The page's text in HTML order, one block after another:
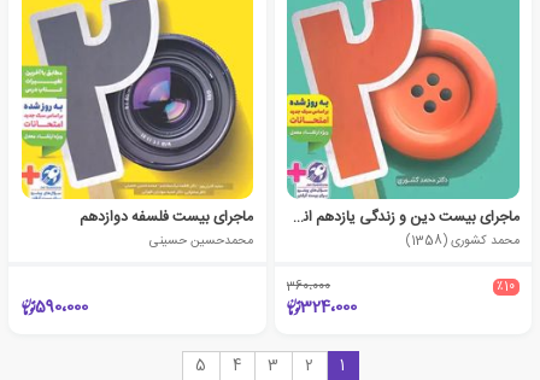
ماجرای بیست دین و زندگی یازدهم انسانی
محمد کشوری (1358)
٪10 360،000
324،000
ماجرای بیست فلسفه دوازدهم
محمدحسین حسینی
590،000
1
2
3
4
5